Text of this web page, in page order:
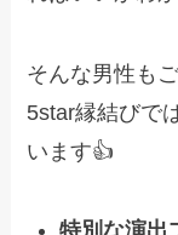
そんな男性も
5star縁結びで
います👍